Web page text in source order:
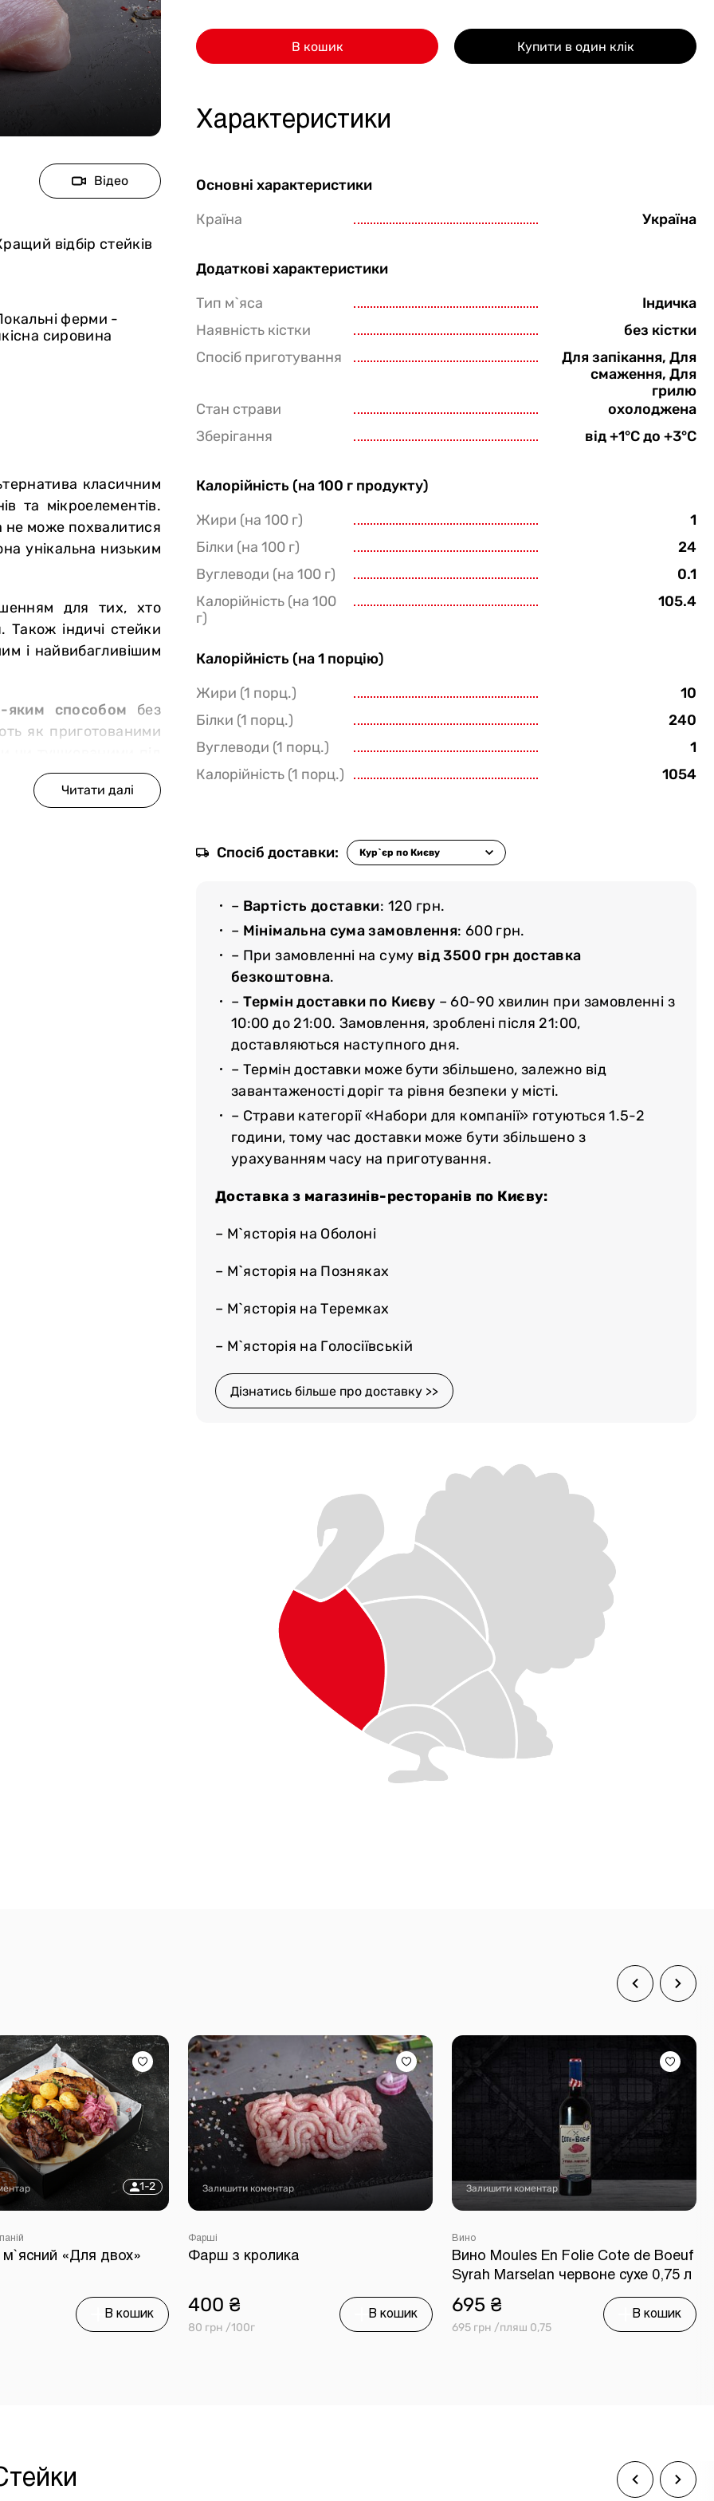
Стейки Клаб
Стейки Особуко
Стейки зі свинини
Стейки Спешл
Стейк бокси
В кошик Купити в один клік
Характеристики
Основні характеристики
Країна
Україна
Додаткові характеристики
Тип м`яса
Індичка
Наявність кістки
без кістки
Спосіб приготування
Для запікання, Для
смаження, Для
грилю
Стан страви
охолоджена
Зберігання
від +1°С до +3°С
Калорійність (на 100 г продукту)
Жири (на 100 г)
1
Білки (на 100 г)
24
Вуглеводи (на 100 г)
0.1
Калорійність (на 100
г)
105.4
Калорійність (на 1 порцію)
Жири (1 порц.)
10
Білки (1 порц.)
240
Вуглеводи (1 порц.)
1
Калорійність (1 порц.)
1054
Спосіб доставки:
– Вартість доставки: 120 грн.
– Мінімальна сума замовлення: 600 грн.
– При замовленні на суму від 3500 грн доставка
безкоштовна.
– Термін доставки по Києву – 60-90 хвилин при замовленні з
10:00 до 21:00. Замовлення, зроблені після 21:00,
доставляються наступного дня.
– Термін доставки може бути збільшено, залежно від
завантаженості доріг та рівня безпеки у місті.
– Страви категорії «Набори для компанії» готуються 1.5-2
години, тому час доставки може бути збільшено з
урахуванням часу на приготування.
Доставка з магазинів-ресторанів по Києву:
– М`ясторія на Оболоні
– М`ясторія на Позняках
– М`ясторія на Теремках
– М`ясторія на Голосіївській
Дізнатись більше про доставку >>
Відео
відбір стейків
ферми -
сировина
класичним
та мікроелементів.
не може похвалитися
унікальна низьким
для тих, хто
Також індичі стейки
і найвибагливішим
яким способом без
як приготованими
ресторанів
сертифікованих
раціон і ретельний
м`яса;
1-2
м`ясний «Для двох»
В кошик
Залишити коментар
Фарші
Фарш з кролика
400 ₴
80 грн /100г
В кошик
Залишити коментар
Вино
Вино Moules En Folie Cote de Boeuf
Syrah Marselan червоне сухе 0,75 л
695 ₴
695 грн /пляш 0,75
В кошик